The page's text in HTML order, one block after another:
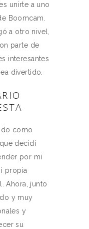
unirte a uno
Boomcam.
a otro nivel,
parte de
interesantes
divertido.
como
decidí
por mi
propia
Ahora, junto
y muy
y
su